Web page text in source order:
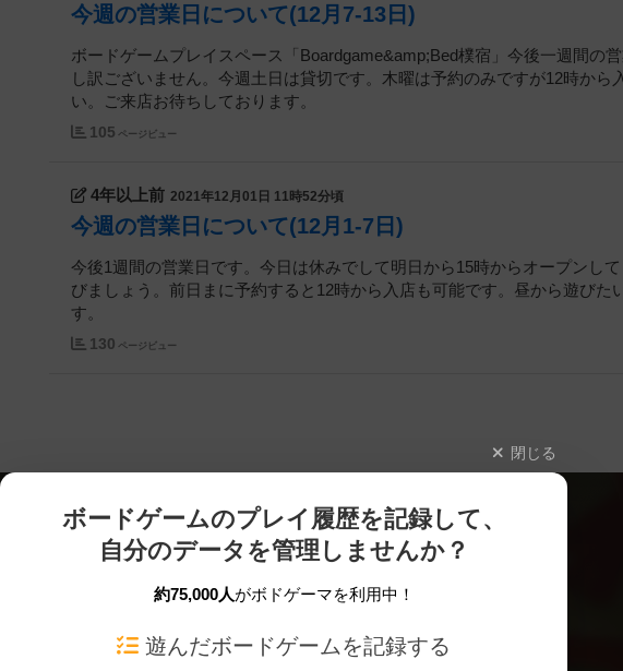
今週の営業日について(12月7-13日)
ボードゲームプレイスペース「Boardgame&amp;Bed樸宿」今後一週間の
し訳ございません。今週土日は貸切です。木曜は予約のみですが12時か
い。ご来店お待ちしております。
105 ページビュー
4年以上前 2021年12月01日 11時52分頃
今週の営業日について(12月1‐7日)
今後1週間の営業日です。今日は休みでして明日から15時からオープンし
びましょう。前日まに予約すると12時から入店も可能です。昼から遊びた
す。
130 ページビュー
閉じる
ボードゲームのプレイ履歴を記録して、
自分のデータを管理しませんか？
約75,000人がボドゲーマを利用中！
遊んだボードゲームを記録する